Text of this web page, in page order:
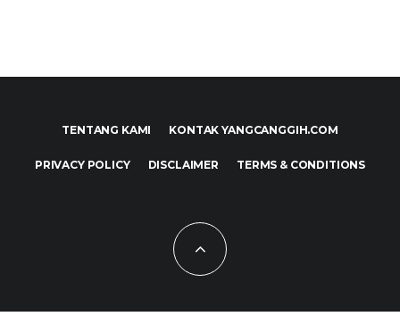
TENTANG KAMI KONTAK YANGCANGGIH.COM
PRIVACY POLICY DISCLAIMER TERMS & CONDITIONS